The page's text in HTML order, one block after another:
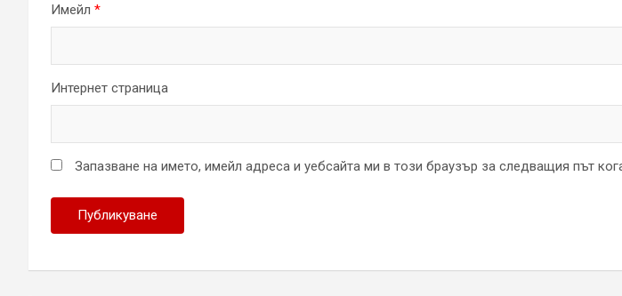
Имейл *
Интернет страница
Запазване на името, имейл адреса и уебсайта ми в този браузър за следващия път